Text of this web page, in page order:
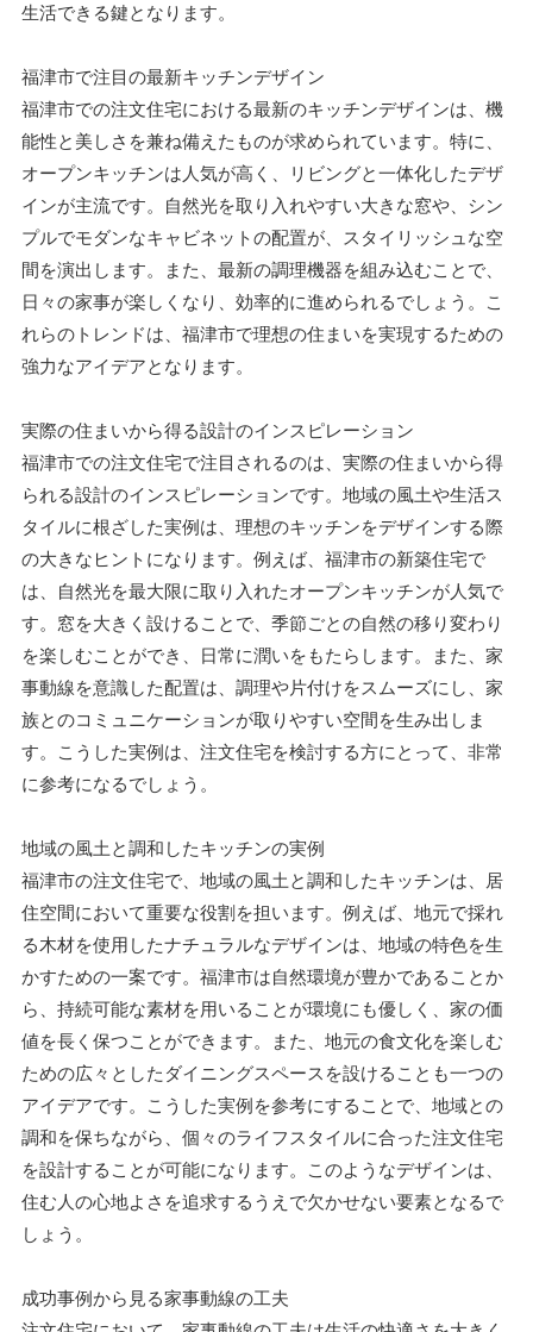
生活できる鍵となります。
福津市で注目の最新キッチンデザイン
福津市での注文住宅における最新のキッチンデザインは、機
能性と美しさを兼ね備えたものが求められています。特に、
オープンキッチンは人気が高く、リビングと一体化したデザ
インが主流です。自然光を取り入れやすい大きな窓や、シン
プルでモダンなキャビネットの配置が、スタイリッシュな空
間を演出します。また、最新の調理機器を組み込むことで、
日々の家事が楽しくなり、効率的に進められるでしょう。こ
れらのトレンドは、福津市で理想の住まいを実現するための
強力なアイデアとなります。
実際の住まいから得る設計のインスピレーション
福津市での注文住宅で注目されるのは、実際の住まいから得
られる設計のインスピレーションです。地域の風土や生活ス
タイルに根ざした実例は、理想のキッチンをデザインする際
の大きなヒントになります。例えば、福津市の新築住宅で
は、自然光を最大限に取り入れたオープンキッチンが人気で
す。窓を大きく設けることで、季節ごとの自然の移り変わり
を楽しむことができ、日常に潤いをもたらします。また、家
事動線を意識した配置は、調理や片付けをスムーズにし、家
族とのコミュニケーションが取りやすい空間を生み出しま
す。こうした実例は、注文住宅を検討する方にとって、非常
に参考になるでしょう。
地域の風土と調和したキッチンの実例
福津市の注文住宅で、地域の風土と調和したキッチンは、居
住空間において重要な役割を担います。例えば、地元で採れ
る木材を使用したナチュラルなデザインは、地域の特色を生
かすための一案です。福津市は自然環境が豊かであることか
ら、持続可能な素材を用いることが環境にも優しく、家の価
値を長く保つことができます。また、地元の食文化を楽しむ
ための広々としたダイニングスペースを設けることも一つの
アイデアです。こうした実例を参考にすることで、地域との
調和を保ちながら、個々のライフスタイルに合った注文住宅
を設計することが可能になります。このようなデザインは、
住む人の心地よさを追求するうえで欠かせない要素となるで
しょう。
成功事例から見る家事動線の工夫